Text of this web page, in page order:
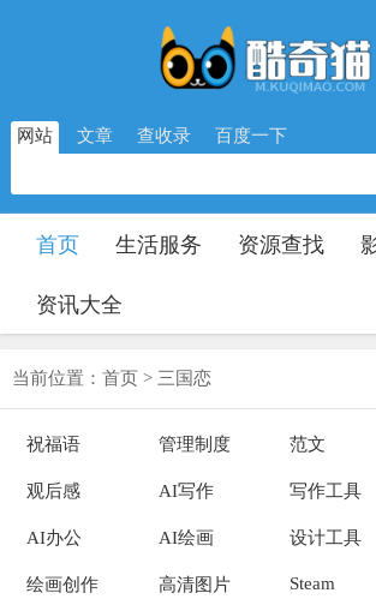
网站 文章 查收录 百度一下
首页 生活服务 资源查找
资讯大全
当前位置： 首页 > 三国恋
祝福语 管理制度 范文
观后感 AI写作 写作工具
AI办公 AI绘画 设计工具
绘画创作 高清图片 Steam